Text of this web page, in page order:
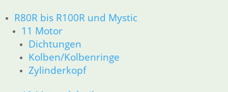
R80R bis R100R und Mystic
11 Motor
Dichtungen
Kolben/Kolbenringe
Zylinderkopf
51 Spiegel & Schlösser
52 Sitzbank
61 Fahrzeugelektrik
62 Instrumente
R45 & R65LS
11 Motor